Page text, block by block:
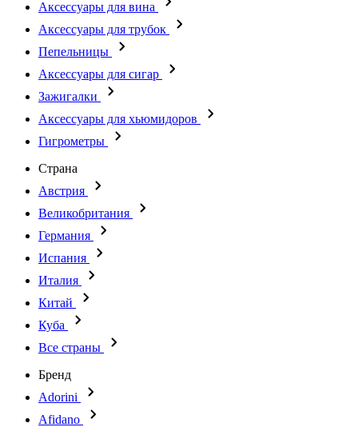
Аксессуары для вина
Аксессуары для трубок
Пепельницы
Аксессуары для сигар
Зажигалки
Аксессуары для хьюмидоров
Гигрометры
Страна
Австрия
Великобритания
Германия
Испания
Италия
Китай
Куба
Все страны
Бренд
Adorini
Afidano